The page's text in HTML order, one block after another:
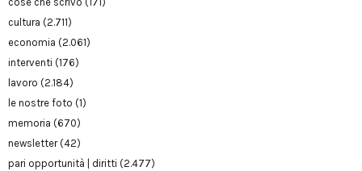
cultura (2.711)
economia (2.061)
interventi (176)
lavoro (2.184)
le nostre foto (1)
memoria (670)
newsletter(42)
pari opportunità | diritti (2.477)